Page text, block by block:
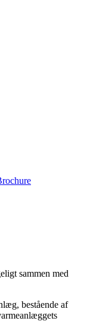
sammen med
bestående af